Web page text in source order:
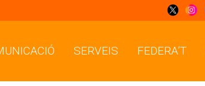
SERVEIS FEDERA’T